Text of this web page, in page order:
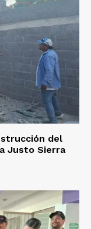
del
Justo Sierra